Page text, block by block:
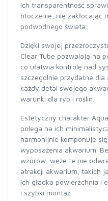
Ich transparentność
otoczenie, nie zakłócając
podwodnego świata.
Dzięki swojej
Clear Tube pozwalają na
co ułatwia kontrolę nad
szczególnie przydatne
każdy detal swojego
warunki dla ryb i roślin.
Estetyczny charakter
polega na ich
harmonijnie komponuje
wyposażenia akwarium.
wzorów, węże te nie
atrakcji akwarium, takich
Ich gładka powierzchnia i
i szybki montaż.